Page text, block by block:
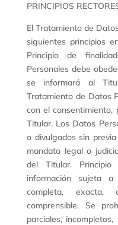
PRINCIPIOS
El Tratamiento de
siguientes principios
Principio de
Personales debe
se informará al
Tratamiento de Datos
con el consentimiento,
Titular. Los Datos
o divulgados sin
mandato legal o
del Titular.
información sujeta
completa, exacta,
comprensible. Se
parciales,